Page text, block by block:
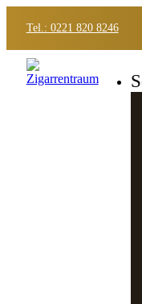
Tel.: 0221 820 8246